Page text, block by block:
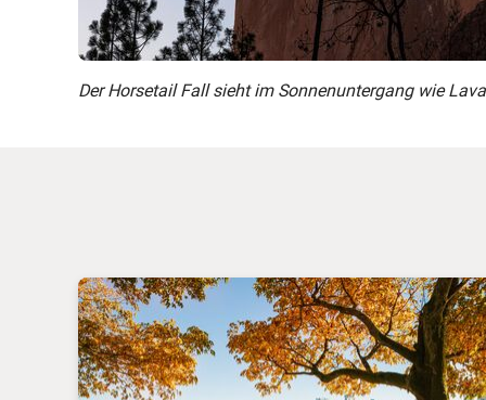
Der Horsetail Fall sieht im Sonnenuntergang wie